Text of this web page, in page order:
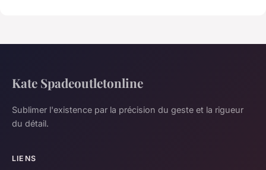
Kate Spadeoutletonline
Sublimer l'existence par la précision du geste et la rigueur
du détail.
LIENS